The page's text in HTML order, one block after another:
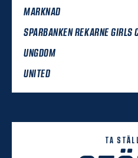
MARKNAD
SPARBANKEN REKARNE GIRLS
UNGDOM
UNITED
TA